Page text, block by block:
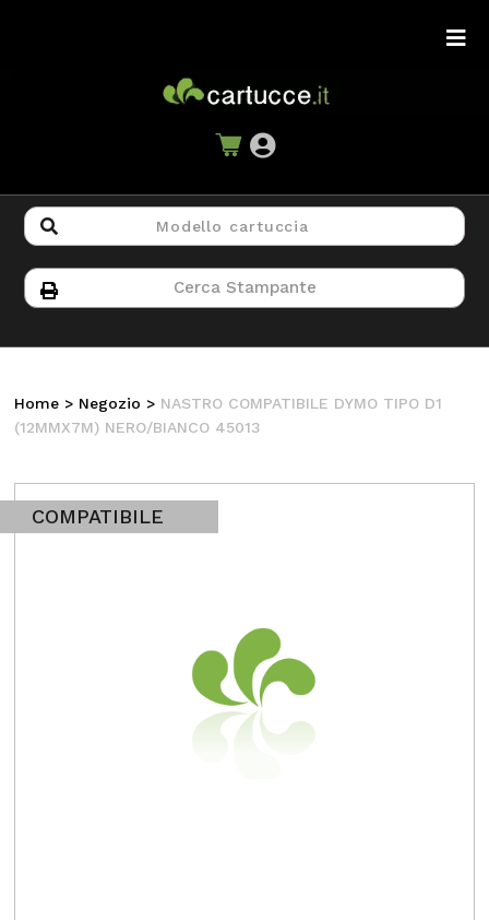
Home > Negozio > NASTRO COMPATIBILE DYMO TIPO D1
(12MMX7M) NERO/BIANCO 45013
COMPATIBILE